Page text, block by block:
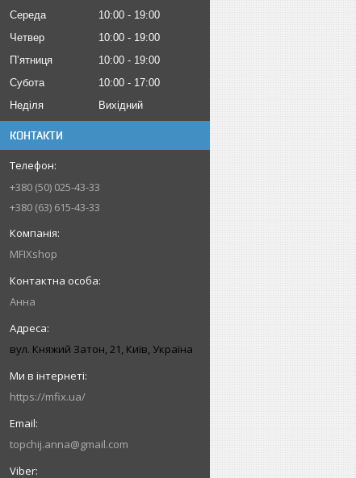
Середа
10:00
19:00
Четвер
10:00
19:00
Пʼятниця
10:00
19:00
Субота
10:00
17:00
Неділя
Вихідний
КОНТАКТИ
+380 (50) 025-43-33
+380 (63) 615-43-33
MFIXshop
Анна
вул. Княжий Затон, 21, Київ, Україна
https://mfix.ua/
topchij.anna@gmail.com